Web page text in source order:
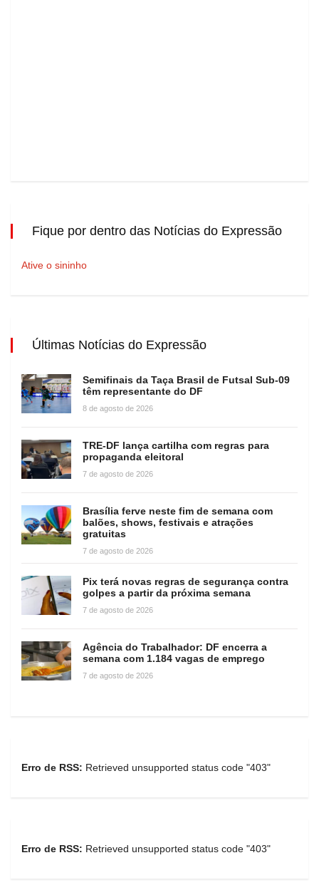
Fique por dentro das Notícias do Expressão
Ative o sininho
Últimas Notícias do Expressão
Semifinais da Taça Brasil de Futsal Sub-09
têm representante do DF
8 de agosto de 2026
TRE-DF lança cartilha com regras para
propaganda eleitoral
7 de agosto de 2026
Brasília ferve neste fim de semana com
balões, shows, festivais e atrações
gratuitas
7 de agosto de 2026
Pix terá novas regras de segurança contra
golpes a partir da próxima semana
7 de agosto de 2026
Agência do Trabalhador: DF encerra a
semana com 1.184 vagas de emprego
7 de agosto de 2026
Erro de RSS: Retrieved unsupported status code "403"
Erro de RSS: Retrieved unsupported status code "403"